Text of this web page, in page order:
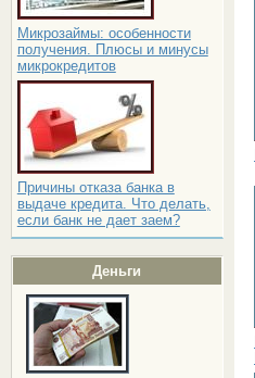
Микрозаймы: особенности
получения. Плюсы и минусы
микрокредитов
Причины отказа банка в
выдаче кредита. Что делать,
если банк не дает заем?
Деньги